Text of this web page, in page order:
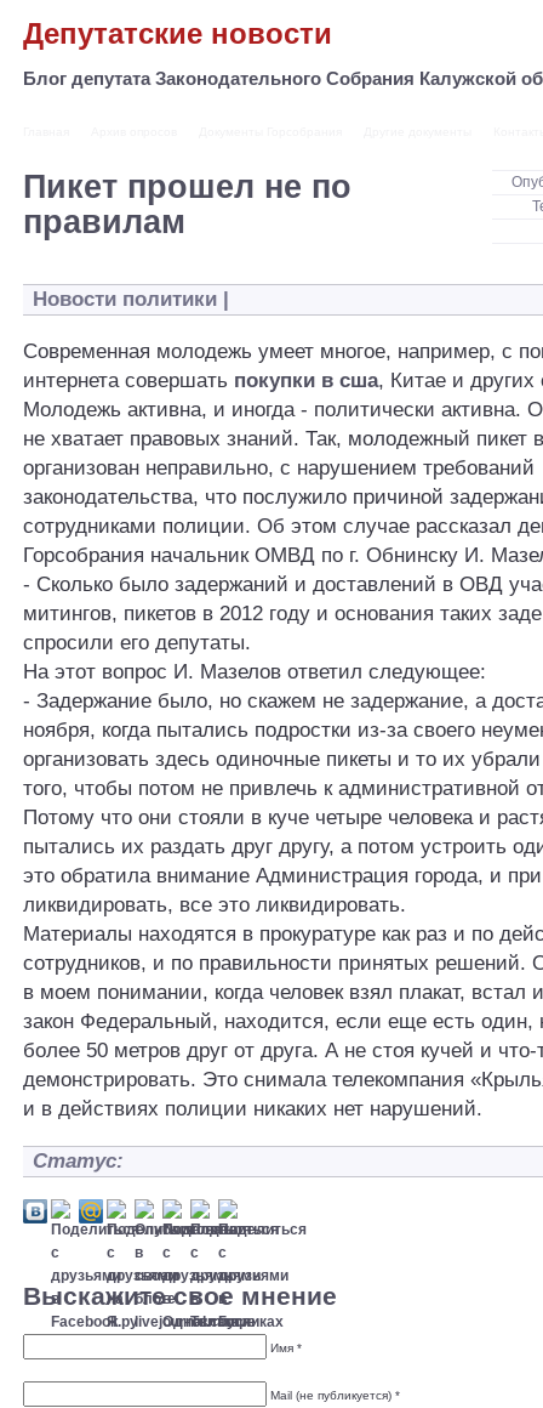
Депутатские новости
Блог депутата Законодательного Собрания Калужской
Пикет прошел не по
правилам
Новости политики |
Современная молодежь умеет многое, например, с
интернета совершать покупки в сша, Китае и других
Молодежь активна, и иногда - политически активна.
не хватает правовых знаний. Так, молодежный пикет
организован неправильно, с нарушением требований
законодательства, что послужило причиной
сотрудниками полиции. Об этом случае рассказал
Горсобрания начальник ОМВД по г. Обнинску И.
- Сколько было задержаний и доставлений в ОВД
митингов, пикетов в 2012 году и основания таких
спросили его депутаты.
На этот вопрос И. Мазелов ответил следующее:
- Задержание было, но скажем не задержание, а
ноября, когда пытались подростки из-за своего
организовать здесь одиночные пикеты и то их
того, чтобы потом не привлечь к административной
Потому что они стояли в куче четыре человека и
пытались их раздать друг другу, а потом устроить
это обратила внимание Администрация города, и
ликвидировать, все это ликвидировать.
Материалы находятся в прокуратуре как раз и по
сотрудников, и по правильности принятых решений.
в моем понимании, когда человек взял плакат, встал
закон Федеральный, находится, если еще есть один,
более 50 метров друг от друга. А не стоя кучей и
демонстрировать. Это снимала телекомпания
и в действиях полиции никаких нет нарушений.
Статус:
Выскажите свое мнение
Имя *
Mail (не публикуется) *